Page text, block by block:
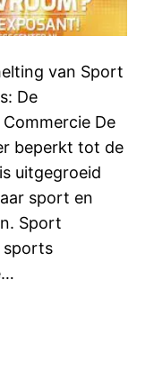
van Sport
De
De
beperkt tot de
uitgegroeid
sport en
Sport
sports